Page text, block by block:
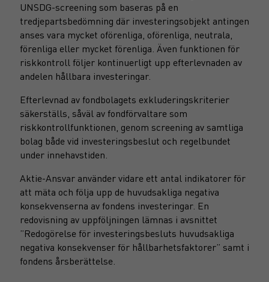
UNSDG-screening som baseras på en
tredjepartsbedömning där investeringsobjekt antingen
anses vara mycket oförenliga, oförenliga, neutrala,
förenliga eller mycket förenliga. Även funktionen för
riskkontroll följer kontinuerligt upp efterlevnaden av
andelen hållbara investeringar.
Efterlevnad av fondbolagets exkluderingskriterier
säkerställs, såväl av fondförvaltare som
riskkontrollfunktionen, genom screening av samtliga
bolag både vid investeringsbeslut och regelbundet
under innehavstiden.
Aktie-Ansvar använder vidare ett antal indikatorer för
att mäta och följa upp de huvudsakliga negativa
konsekvenserna av fondens investeringar. En
redovisning av uppföljningen lämnas i avsnittet
”Redogörelse för investeringsbesluts huvudsakliga
negativa konsekvenser för hållbarhetsfaktorer” samt i
fondens årsberättelse.